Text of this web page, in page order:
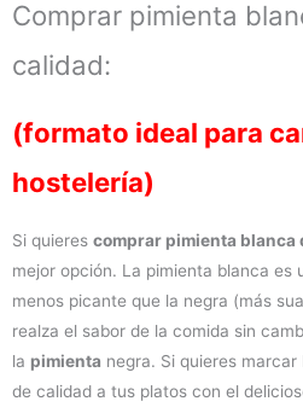
Comprar pimienta
calidad:
(formato ideal para
hostelería)
Si quieres comprar pimienta blanca
mejor opción. La pimienta blanca es
menos picante que la negra (más
realza el sabor de la comida sin
la pimienta negra. Si quieres
de calidad a tus platos con el